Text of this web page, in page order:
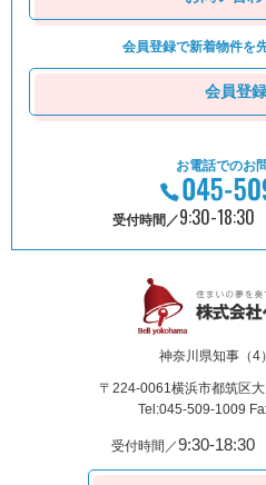
会員登録で新着物件を
会員登録
お電話でのお
受付時間／9:30-18:30
神奈川県知事（4
〒224-0061横浜市都筑区
Tel:045-509-1009
受付時間／9:30-18:30